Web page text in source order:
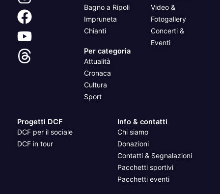
Bagno a Ripoli
Impruneta
Chianti
Per categoria
Attualità
Cronaca
Cultura
Sport
Video &
Fotogallery
Concerti &
Eventi
Progetti DCF
DCF per il sociale
DCF in tour
Info & contatti
Chi siamo
Donazioni
Contatti & Segnalazioni
Pacchetti sportivi
Pacchetti eventi